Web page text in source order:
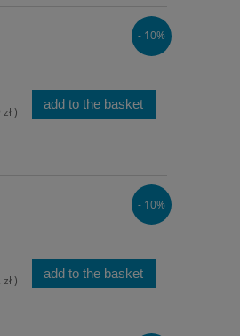
) add to the basket
- 10%
) add to the basket
- 10%